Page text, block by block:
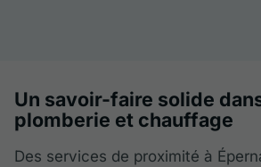
Un savoir-faire solide
plomberie et chauffage
Des services de proximité à